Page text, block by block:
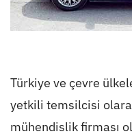
Türkiye ve çevre
yetkili temsilcisi
mühendislik firması